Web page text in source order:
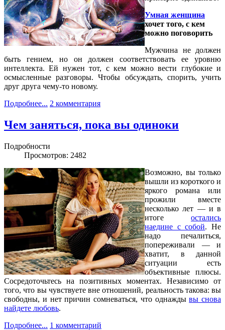
Умная женщина
хочет того, с кем
можно поговорить
Мужчина не должен
быть гением, но он должен соответствовать ее уровню
интеллекта. Ей нужен тот, с кем можно вести глубокие и
осмысленные разговоры. Чтобы обсуждать, спорить, учить
друг друга чему-то новому.
Подробнее... 2 комментария
Чем заняться, пока вы одиноки
Подробности
Просмотров: 2482
Возможно, вы только
вышли из короткого и
яркого романа или
прожили вместе
несколько лет — и в
итоге остались
наедине с собой. Не
надо печалиться,
попереживали — и
хватит, в данной
ситуации есть
объективные плюсы.
Сосредоточьтесь на позитивных моментах. Независимо от
того, что вы чувствуете вне отношений, реальность такова: вы
свободны, и нет причин сомневаться, что однаждывы снова
найдете любовь.
Подробнее... 1 комментарий